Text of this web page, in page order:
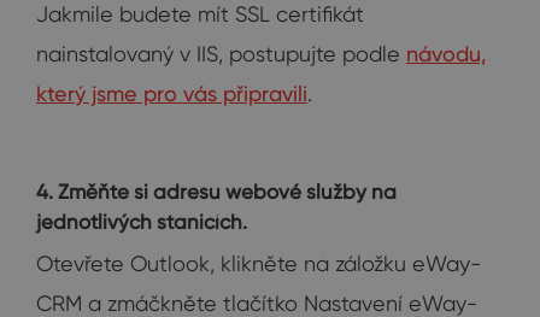
Jakmile budete mít SSL certifikát
nainstalovaný v IIS, postupujte podle návodu,
který jsme pro vás připravili.
4. Změňte si adresu webové služby na
jednotlivých stanicích.
Otevřete Outlook, klikněte na záložku eWay-
CRM a zmáčkněte tlačítko Nastavení eWay-